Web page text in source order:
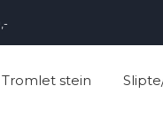
Tromlet stein